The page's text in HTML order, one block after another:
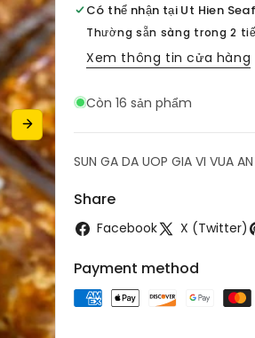
SAN
HOUSTON
SAN
HOUSTON
Có thể nhận tại Ut Hien
Thường sẵn sàng trong 2
Xem thông tin cửa hàng
Còn 16 sản phẩm
SUN GA DA UOP GIA VI VUA AN
Share
Facebook X (Twitter)
Payment method